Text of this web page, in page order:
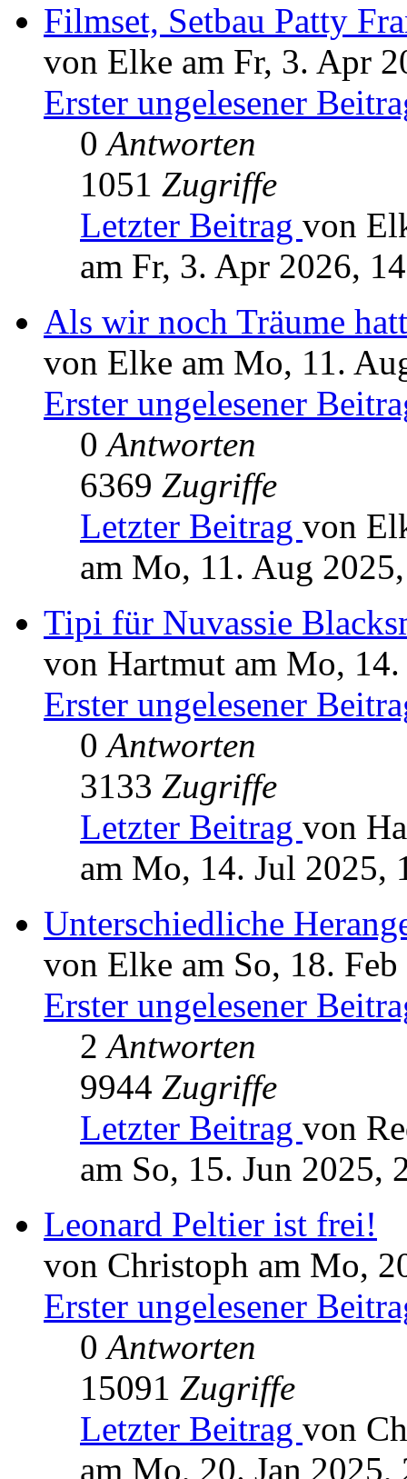
Filmset, Setbau Patty
von Elke am Fr, 3. Apr
Erster ungelesener
0Antworten
1051 Zugriffe
Letzter Beitrag von
am Fr, 3. Apr 2026,
Als wir noch Träume
von Elke am Mo, 11.
Erster ungelesener
0Antworten
6369 Zugriffe
Letzter Beitrag von
am Mo, 11. Aug
Tipi für Nuvassie
von Hartmut am Mo,
Erster ungelesener
0Antworten
3133 Zugriffe
Letzter Beitrag von
am Mo, 14. Jul 2025,
Unterschiedliche
von Elke am So, 18.
Erster ungelesener
2Antworten
9944 Zugriffe
Letzter Beitrag von
am So, 15. Jun 2025,
Leonard Peltier ist frei!
von Christoph am Mo,
Erster ungelesener
0Antworten
15091 Zugriffe
Letzter Beitrag von
am Mo, 20. Jan 2025,